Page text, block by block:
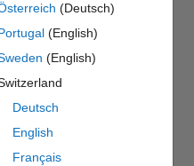
(Deutsch)
(English)
(English)
Deutsch
English
Français